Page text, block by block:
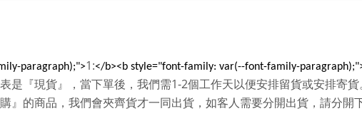
paragraph);">1:</b><b style="font-family: var(--font-family-
是『現貨』，當下單後，我們需1-2個工作天以便安排留貨或安排寄貨
』的商品，我們會夾齊貨才一同出貨，如客人需要分開出貨，請分開